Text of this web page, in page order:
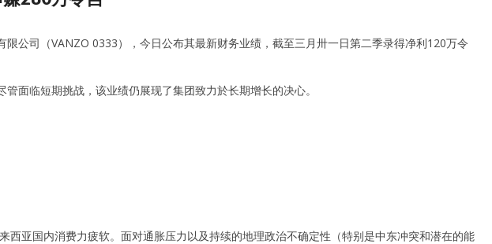
公司（VANZO 0333），今日公布其最新财务业绩，截至三月卅一日第二季录得净利120万令
面临短期挑战，该业绩仍展现了集团致力於长期增长的决心。
西亚国内消费力疲软。面对通胀压力以及持续的地理政治不确定性（特别是中东冲突和潜在的能